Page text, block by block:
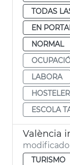
TODAS
EN
NORMAL
LABORA
ESCOLA
TURISMO